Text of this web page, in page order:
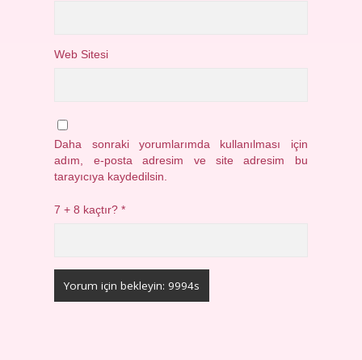
Web Sitesi
Daha sonraki yorumlarımda kullanılması için
adım, e-posta adresim ve site adresim bu
tarayıcıya kaydedilsin.
7 + 8 kaçtır?*